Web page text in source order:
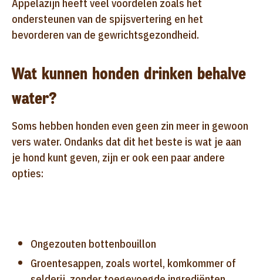
Appelazijn heeft veel voordelen zoals het
ondersteunen van de spijsvertering en het
bevorderen van de gewrichtsgezondheid.
Wat kunnen honden drinken behalve
water?
Soms hebben honden even geen zin meer in gewoon
vers water. Ondanks dat dit het beste is wat je aan
je hond kunt geven, zijn er ook een paar andere
opties:
Ongezouten bottenbouillon
Groentesappen, zoals wortel, komkommer of